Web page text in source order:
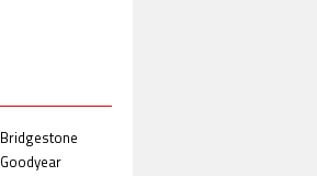
Bridgestone
Goodyear